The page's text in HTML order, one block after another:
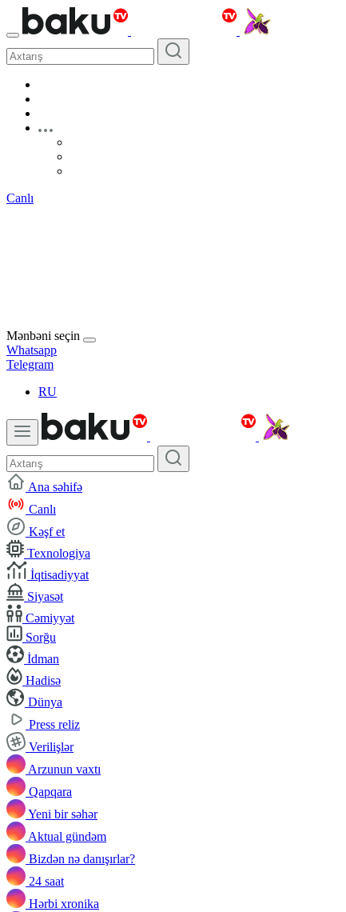
Canlı
Mənbəni seçin
Whatsapp
Telegram
RU
Ana səhifə
Canlı
Kəşf et
Texnologiya
İqtisadiyyat
Siyasət
Cəmiyyət
Sorğu
İdman
Hadisə
Dünya
Press reliz
Verilişlər
Arzunun vaxtı
Qapqara
Yeni bir səhər
Aktual gündəm
Bizdən nə danışırlar?
24 saat
Hərbi xronika